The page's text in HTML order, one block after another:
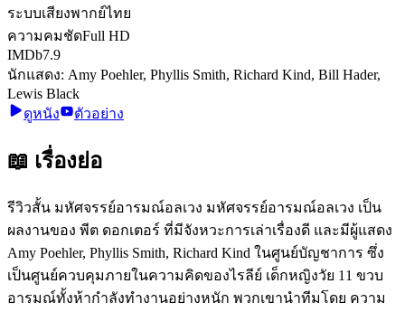
ระบบเสียงพากย์ไทย
ความคมชัดFull HD
IMDb7.9
นักแสดง: Amy Poehler, Phyllis Smith, Richard Kind, Bill Hader,
Lewis Black
ดูหนัง
ตัวอย่าง
📖 เรื่องย่อ
รีวิวสั้น มหัศจรรย์อารมณ์อลเวง มหัศจรรย์อารมณ์อลเวง เป็น
ผลงานของ พีต ดอกเตอร์ ที่มีจังหวะการเล่าเรื่องดี และมีผู้แสดง
Amy Poehler, Phyllis Smith, Richard Kind ในศูนย์บัญชาการ ซึ่ง
เป็นศูนย์ควบคุมภายในความคิดของไรลีย์ เด็กหญิงวัย 11 ขวบ
อารมณ์ทั้งห้ากำลังทำงานอย่างหนัก พวกเขานำทีมโดย ความ